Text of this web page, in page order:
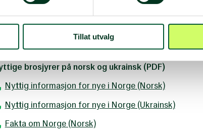
Tillat utvalg
New Amigos på norsk-ukrainsk
for språkkafé
brosjyrer på norsk og ukrainsk (PDF)
Nyttig informasjon for nye i Norge (Norsk)
Nyttig informasjon for nye i Norge (Ukrainsk)
Fakta om Norge (Norsk)